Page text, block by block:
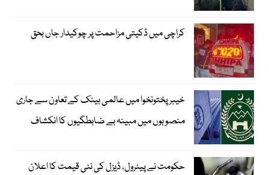
کراچی میں ڈکیتی مزاحمت پر چوکیدار جاں بحق
خیبرپختونخوا میں عالمی بینک کے تعاون سے جاری
منصوبوں میں مبینہ بے ضابطگیوں کا انکشاف
حکومت نے پیٹرول، ڈیزل کی نئی قیمت کا اعلان